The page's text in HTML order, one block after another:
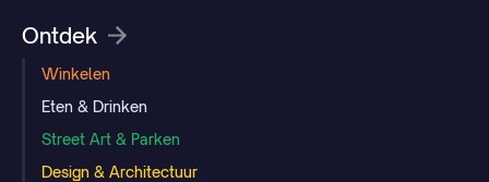
Ontdek
Winkelen
Eten & Drinken
Street Art & Parken
Design & Architectuur